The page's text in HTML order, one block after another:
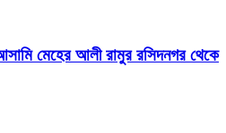
মেহের আলী রামুর রসিদনগর থেকে